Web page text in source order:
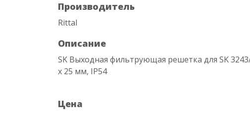
Производитель
Rittal
Описание
SK Выходная фильтрующая решетка для SK
х 25 мм, IP54
Цена